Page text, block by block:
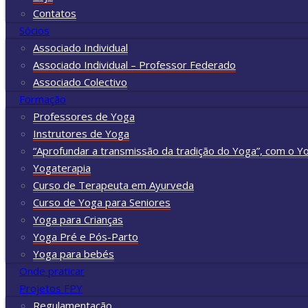
Contatos
Sócios
Associado Individual
Associado Individual – Professor Federado
Associado Colectivo
Formação
Professores de Yoga
Instrutores de Yoga
“Aprofundar a transmissão da tradição do Yoga”, com o
Yogaterapia
Curso de Terapeuta em Ayurveda
Curso de Yoga para Seniores
Yoga para Crianças
Yoga Pré e Pós-Parto
Yoga para bebés
Onde praticar
Projetos FPY
Regulamentação